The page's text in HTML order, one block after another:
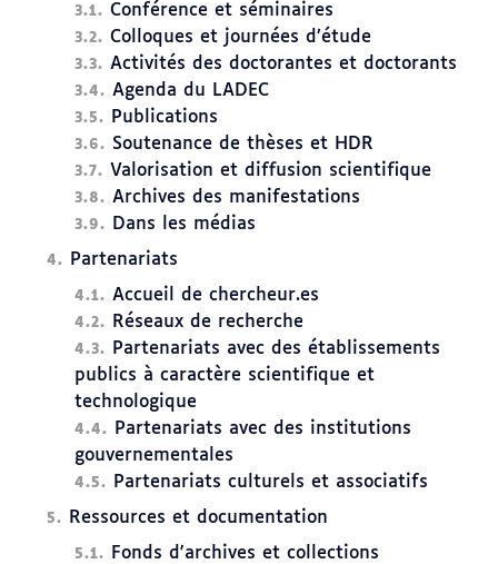
Conférence et séminaires
Colloques et journées d’étude
Activités des doctorantes et doctorants
Agenda du LADEC
Publications
Soutenance de thèses et HDR
Valorisation et diffusion scientifique
Archives des manifestations
Dans les médias
Partenariats
Accueil de chercheur.es
Réseaux de recherche
Partenariats avec des établissements
publics à caractère scientifique et
technologique
Partenariats avec des institutions
gouvernementales
Partenariats culturels et associatifs
Ressources et documentation
Fonds d'archives et collections